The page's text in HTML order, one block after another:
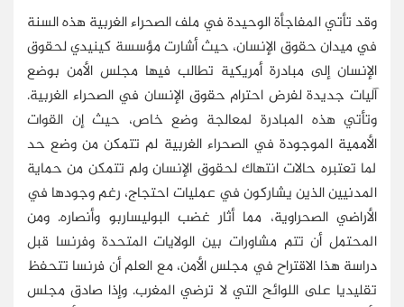
وقد تأتي المفاجأة الوحيدة في ملف الصحراء الغربية هذه السنة
في ميدان حقوق الإنسان، حيث أشارت مؤسسة كينيدي لحقوق
الإنسان إلى مبادرة أمريكية تطالب فيها مجلس الأمن بوضع
آليات جديدة لفرض احترام حقوق الإنسان في الصحراء الغربية.
وتأتي هذه المبادرة لمعالجة وضع خاص، حيث إن القوات
الأممية الموجودة في الصحراء الغربية لم تتمكن من وضع حد
لما تعتبره حالات انتهاك لحقوق الإنسان ولم تتمكن من حماية
المدنيين الذين يشاركون في عمليات احتجاج، رغم وجودها في
الأراضي الصحراوية، مما أثار غضب البوليساربو وأنصاره. ومن
المحتمل أن تتم مشاورات بين الولايات المتحدة وفرنسا قبل
دراسة هذا الاقتراح في مجلس الأمن، مع العلم أن فرنسا تتحفظ
تقليديا على اللوائح التي لا ترضي المغرب. وإذا صادق مجلس